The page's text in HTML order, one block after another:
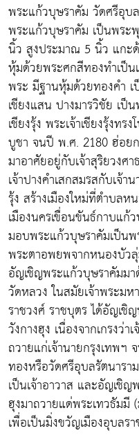
พระแก้วบุษราคัม วัดศรีอุบ
พระแก้วบุษราคัม เป็นพร
นิ้ว สูงประมาณ 5 นิ้ว แกะ
หุ้มด้วยพระศกสีทองทำเป็
พระ มีฐานหุ้มด้วยทองคำ
เชียงแสน ปางมารวิชัย เ
เชียงรุ้ง พระเจ้าเชียงรุ้งทร
บูชา จนปี พ.ศ. 2180 ฮ่อยก
มาอาศัยอยู่กับเจ้าสุริยวงศ
เจ้าปางคำเสกสมรสกับเจ้
รุ้ง สร้างเมืองใหม่ที่ตำบลห
เมืองนครเขื่อนขันธ์กาบแก้
มอบพระแก้วบุษราคัมเป็นพ
พระตาอพยพจากหนองบัว
อัญเชิญพระแก้วบุษราคัมม
วัดหลวง ในสมัยเจ้าพระมห
ราชวงศ์ ราชบุตร ได้อัญเ
วังกางฮุง เนื่องจากเกรงว่
ถวายแก่เจ้านายกรุงเทพฯ
ทองหรือวัดศรีอุบลรัตนาร
เป็นเจ้าอาวาส และอัญเชิ
ฮุงมาถวายแด่พระเทวธัมมี
เพื่อเป็นมิ่งขวัญเมืองอุบลร